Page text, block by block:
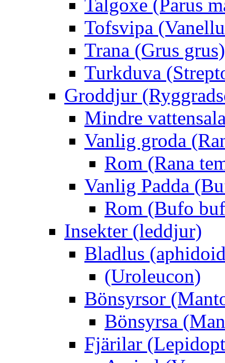
Talgoxe (Parus
Tofsvipa
Trana (Grus grus)
Turkduva
Groddjur
Mindre
Vanlig groda
Rom (Rana
Vanlig Padda
Rom (Bufo
Insekter (leddjur)
Bladlus
(Uroleucon)
Bönsyrsor
Bönsyrsa
Fjärilar